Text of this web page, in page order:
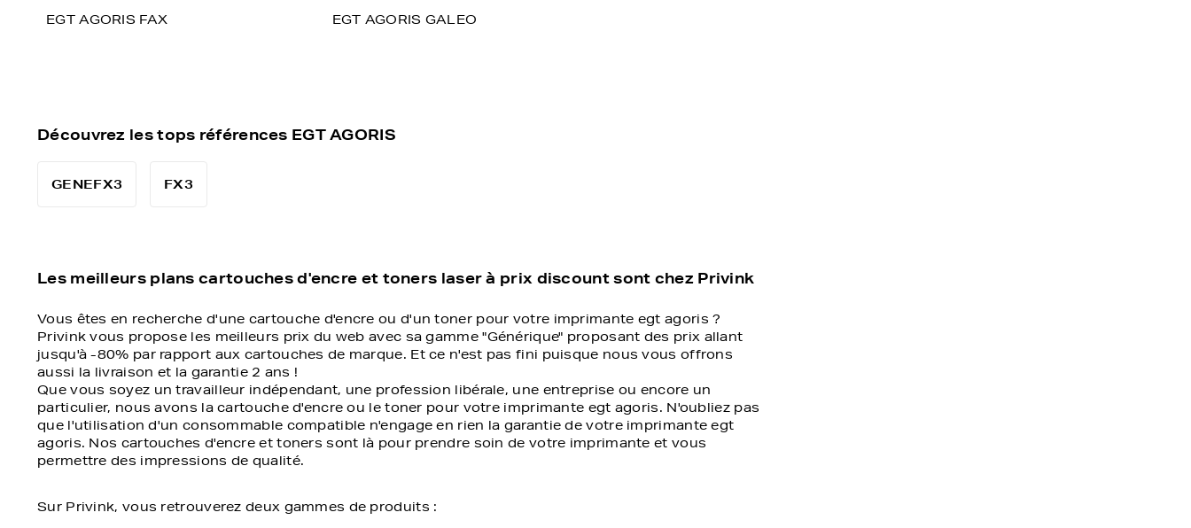
EGT AGORIS FAX EGT AGORIS GALEO
Découvrez les tops références EGT AGORIS
GENEFX3 FX3
Les meilleurs plans cartouches d'encre et toners laser à prix discount sont chez Privink
Vous êtes en recherche d'une cartouche d'encre ou d'un toner pour votre imprimante egt agoris ?
Privink vous propose les meilleurs prix du web avec sa gamme "Générique" proposant des prix allant
jusqu'à -80% par rapport aux cartouches de marque. Et ce n'est pas fini puisque nous vous offrons
aussi la livraison et la garantie 2 ans !
Que vous soyez un travailleur indépendant, une profession libérale, une entreprise ou encore un
particulier, nous avons la cartouche d'encre ou le toner pour votre imprimante egt agoris. N'oubliez pas
que l'utilisation d'un consommable compatible n'engage en rien la garantie de votre imprimante egt
agoris. Nos cartouches d'encre et toners sont là pour prendre soin de votre imprimante et vous
permettre des impressions de qualité.
Sur Privink, vous retrouverez deux gammes de produits :